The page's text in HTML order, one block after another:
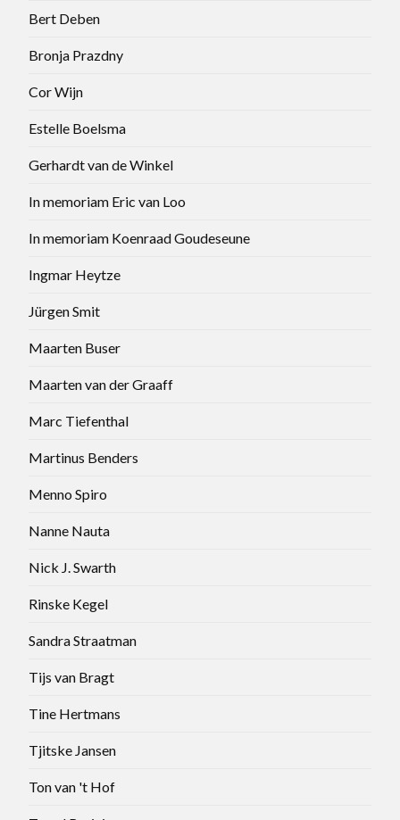
Bert Deben
Bronja Prazdny
Cor Wijn
Estelle Boelsma
Gerhardt van de Winkel
In memoriam Eric van Loo
In memoriam Koenraad Goudeseune
Ingmar Heytze
Jürgen Smit
Maarten Buser
Maarten van der Graaff
Marc Tiefenthal
Martinus Benders
Menno Spiro
Nanne Nauta
Nick J. Swarth
Rinske Kegel
Sandra Straatman
Tijs van Bragt
Tine Hertmans
Tjitske Jansen
Ton van 't Hof